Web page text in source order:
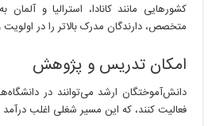
کشورهایی مانند کانادا، استرالیا و
متخصص، دارندگان مدرک بالاتر را در اولویت
امکان تدریس و پژوهش
دانش‌آموختگان ارشد می‌توانند در
فعالیت کنند، که این مسیر شغلی اغلب درآمد